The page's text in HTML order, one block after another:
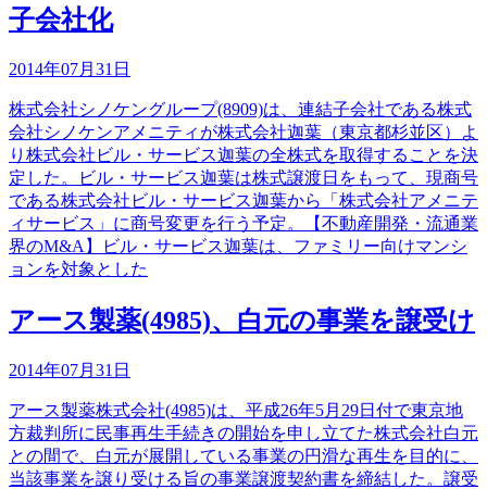
子会社化
2014年07月31日
株式会社シノケングループ(8909)は、連結子会社である株式
会社シノケンアメニティが株式会社迦葉（東京都杉並区）よ
り株式会社ビル・サービス迦葉の全株式を取得することを決
定した。ビル・サービス迦葉は株式譲渡日をもって、現商号
である株式会社ビル・サービス迦葉から「株式会社アメニテ
ィサービス」に商号変更を行う予定。【不動産開発・流通業
界のM&A】ビル・サービス迦葉は、ファミリー向けマンシ
ョンを対象とした
アース製薬(4985)、白元の事業を譲受け
2014年07月31日
アース製薬株式会社(4985)は、平成26年5月29日付で東京地
方裁判所に民事再生手続きの開始を申し立てた株式会社白元
との間で、白元が展開している事業の円滑な再生を目的に、
当該事業を譲り受ける旨の事業譲渡契約書を締結した。譲受